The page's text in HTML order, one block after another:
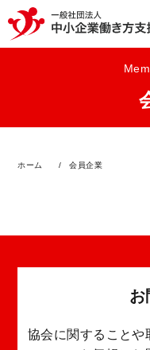
ホーム 会員企業
お
協会に関すること